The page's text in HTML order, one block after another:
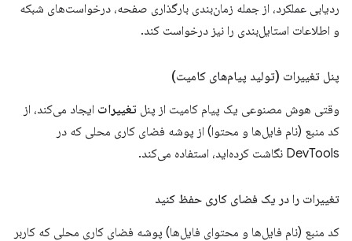
ردیابی عملکرد، از جمله زمان‌بندی بارگذاری صفحه، درخواست‌های شبکه
و اطلاعات استایل‌بندی را نیز درخواست کند.
پنل تغییرات (تولید پیام‌های کامیت)
وقتی هوش مصنوعی یک پیام کامیت از پنل تغییرات ایجاد می‌کند، از
کد منبع (نام فایل‌ها و محتوا) از پوشه فضای کاری محلی که در
DevTools نگاشت کرده‌اید، استفاده می‌کند.
تغییرات را در یک فضای کاری حفظ کنید
کد منبع (نام فایل‌ها و محتوای فایل‌ها) پوشه فضای کاری محلی که کاربر